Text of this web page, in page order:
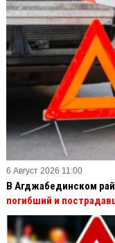
6 Август 2026 11:00
В Агджабединском
погибший и